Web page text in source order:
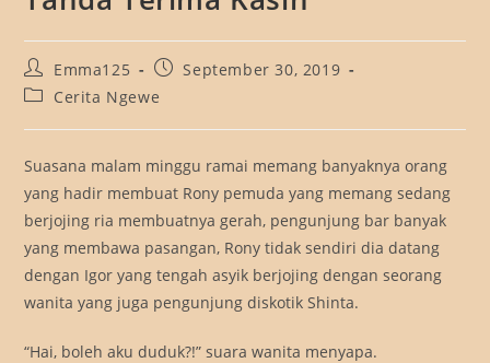
Post
author:
Emma125
PostSeptember 30, 2019
PostCerita Ngewe
Suasana malam minggu ramai memang banyaknya orang
yang hadir membuat Rony pemuda yang memang sedang
berjojing ria membuatnya gerah, pengunjung bar banyak
yang membawa pasangan, Rony tidak sendiri dia datang
dengan Igor yang tengah asyik berjojing dengan seorang
wanita yang juga pengunjung diskotik Shinta.
“Hai, boleh aku duduk?!” suara wanita menyapa.